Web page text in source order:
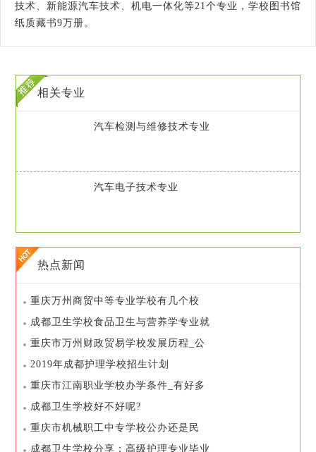
技术、新能源汽车技术、机电一体化等21个专业，学校图书馆
纸质藏书9万册。
相关专业
汽车检测与维修技术专业
汽车电子技术专业
热点新闻
重庆万州商贸中等专业学校有几个校
区-地址-就业率
成都卫生学校食品卫生与营养学专业就
业方向
重庆市万州财政贸易学校发展历程_公
办还是民办
2019年成都护理学校招生计划
重庆市江南职业学校办学条件_有好多
专业_在校学生是多少
成都卫生学校好不好呢?
重庆市机械职工中专学校公办还是民
办-学校规模-创办时间
成都卫生学校分享：高级护理专业毕业